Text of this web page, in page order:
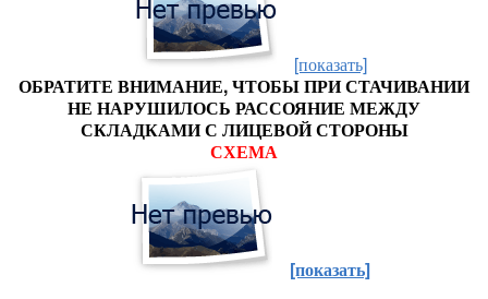
[показать]
ОБРАТИТЕ ВНИМАНИЕ, ЧТОБЫ ПРИ СТАЧИВАНИИ
НЕ НАРУШИЛОСЬ РАССОЯНИЕ МЕЖДУ
СКЛАДКАМИ С ЛИЦЕВОЙ СТОРОНЫ
СХЕМА
[показать]